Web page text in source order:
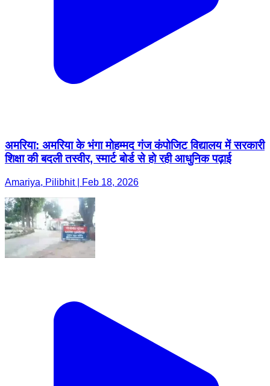
अमरिया: अमरिया के भंगा मोहम्मद गंज कंपोजिट विद्यालय में सरकारी
शिक्षा की बदली तस्वीर, स्मार्ट बोर्ड से हो रही आधुनिक पढ़ाई
Amariya, Pilibhit | Feb 18, 2026